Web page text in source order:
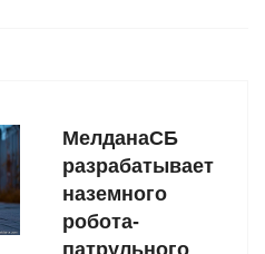
МелданаСБ
разрабатывает
наземного
робота-
патрульного